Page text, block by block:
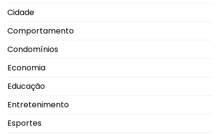
Cidade
Comportamento
Condomínios
Economia
Educação
Entretenimento
Esportes